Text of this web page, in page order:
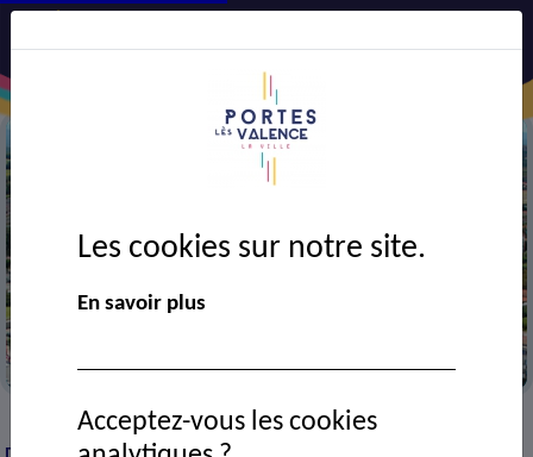
> Contact >GUY DAUPHIN ENVIRONNEMENT/ ETS
Les cookies sur notre site.
En savoir plus
Acceptez-vous les cookies